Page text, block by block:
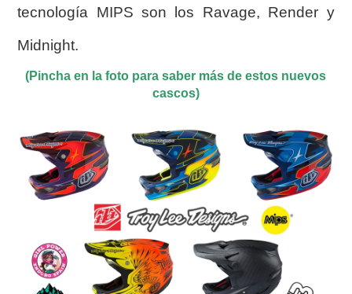
tecnología MIPS son los Ravage, Render y
Midnight.
(Pincha en la foto para saber más de estos nuevos
cascos)